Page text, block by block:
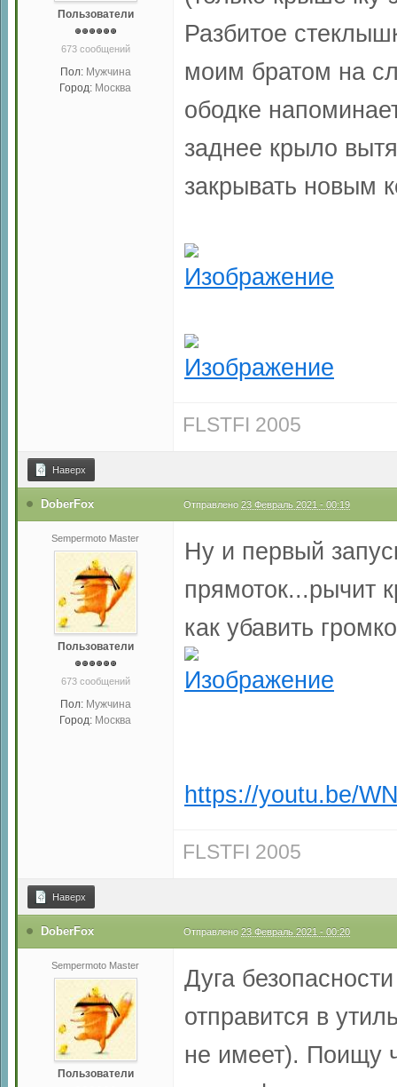
Пользователи
673 сообщений
Пол: Мужчина
Город: Москва
Разбитое
моим братом на
ободке
заднее крыло
закрывать новым
FLSTFI 2005
Наверх
DoberFox Отправлено 23 Февраль 2021 - 00:19
Sempermoto Master
Пользователи
673 сообщений
Пол: Мужчина
Город: Москва
Ну и первый
прямоток...рычит
как убавить
https://youtu.be/
FLSTFI 2005
Наверх
DoberFox Отправлено 23 Февраль 2021 - 00:20
Sempermoto Master
Пользователи
Дуга
отправится в
не имеет). Поищу